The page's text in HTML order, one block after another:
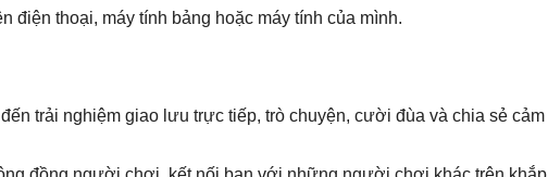
điện thoại, máy tính bảng hoặc máy tính của mình.
đến trải nghiệm giao lưu trực tiếp, trò chuyện, cười đùa và chia sẻ cảm